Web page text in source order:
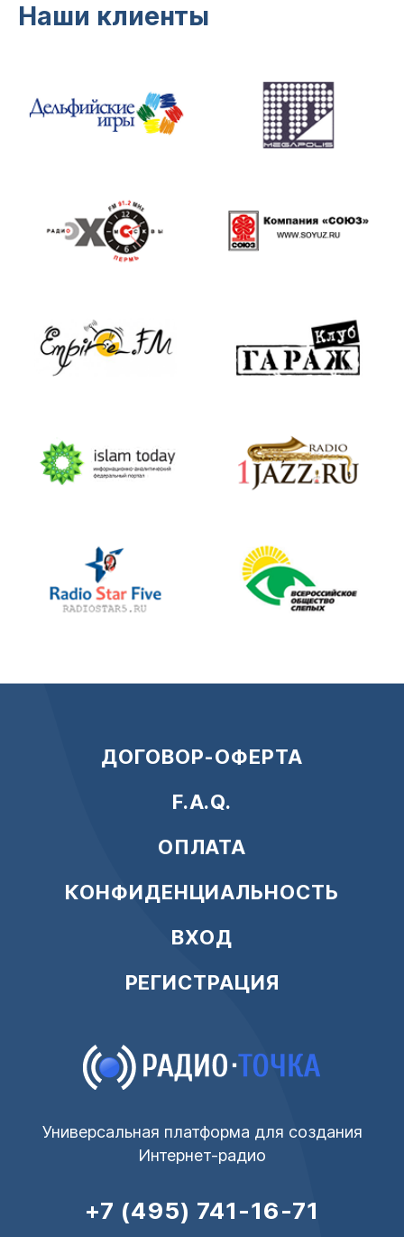
Наши клиенты
ДОГОВОР-ОФЕРТА
F.A.Q.
ОПЛАТА
КОНФИДЕНЦИАЛЬНОСТЬ
ВХОД
РЕГИСТРАЦИЯ
Универсальная платформа для создания
Интернет-радио
+7 (495) 741-16-71